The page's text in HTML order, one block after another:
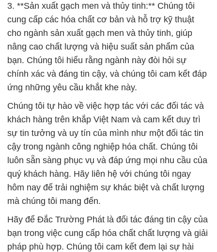
3. **Sản xuất gạch men và thủy tinh:** Chúng tôi
cung cấp các hóa chất cơ bản và hỗ trợ kỹ thuật
cho ngành sản xuất gạch men và thủy tinh, giúp
nâng cao chất lượng và hiệu suất sản phẩm của
bạn. Chúng tôi hiểu rằng ngành này đòi hỏi sự
chính xác và đáng tin cậy, và chúng tôi cam kết đáp
ứng những yêu cầu khắt khe này.
Chúng tôi tự hào về việc hợp tác với các đối tác và
khách hàng trên khắp Việt Nam và cam kết duy trì
sự tin tưởng và uy tín của mình như một đối tác tin
cậy trong ngành công nghiệp hóa chất. Chúng tôi
luôn sẵn sàng phục vụ và đáp ứng mọi nhu cầu của
quý khách hàng. Hãy liên hệ với chúng tôi ngay
hôm nay để trải nghiệm sự khác biệt và chất lượng
mà chúng tôi mang đến.
Hãy để Đắc Trường Phát là đối tác đáng tin cậy của
bạn trong việc cung cấp hóa chất chất lượng và giải
pháp phù hợp. Chúng tôi cam kết đem lại sự hài